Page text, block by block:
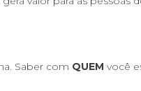
Saber com QUEM você